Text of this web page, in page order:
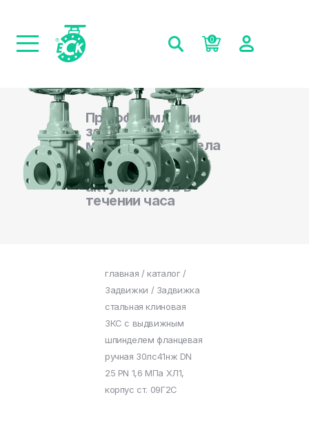
0
При оформлении
заказа на сайте,
менеджеры отдела
продаж
подтверждают
актуальность в
течении часа
главная / каталог/
Задвижки / Задвижка
стальная клиновая
ЗКС с выдвижным
шпинделем фланцевая
ручная 30лс41нж DN
25 PN 1,6 МПа ХЛ1,
корпус ст. 09Г2С